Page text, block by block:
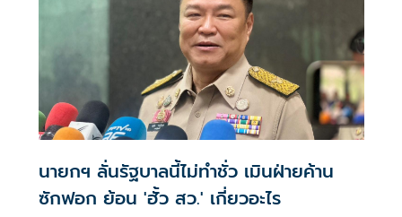
นายกฯ ลั่นรัฐบาลนี้ไม่ทำชั่ว เมินฝ่ายค้าน
ซักฟอก ย้อน 'ฮั้ว สว.' เกี่ยวอะไร